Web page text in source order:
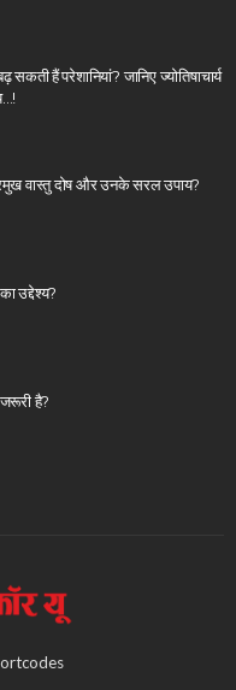
हैं परेशानियां? जानिए ज्योतिषाचार्य
वास्तु दोष और उनके सरल उपाय?
उद्देश्य?
है?